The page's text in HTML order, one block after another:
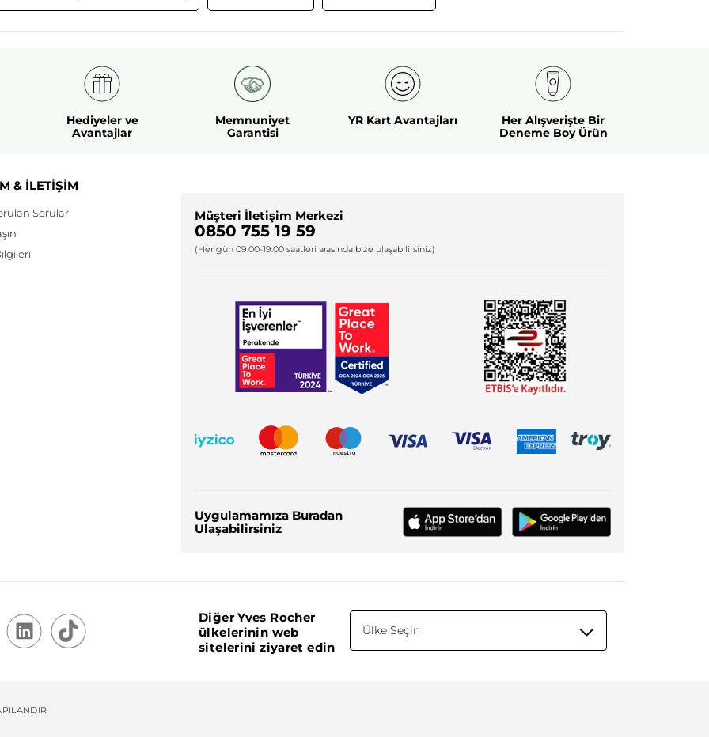
Hediyeler ve
Avantajlar
Memnuniyet
Garantisi
YR Kart Avantajları
Her Alışverişte Bir
Deneme Boy Ürün
& İLETİŞİM
Sorular
Müşteri İletişim Merkezi
0850 755 19 59
(Her gün 09.00-19.00 saatleri arasında bize ulaşabilirsiniz)
Uygulamamıza Buradan
Ulaşabilirsiniz
Diğer Yves Rocher
ülkelerinin web
sitelerini ziyaret edin
Ülke Seçin